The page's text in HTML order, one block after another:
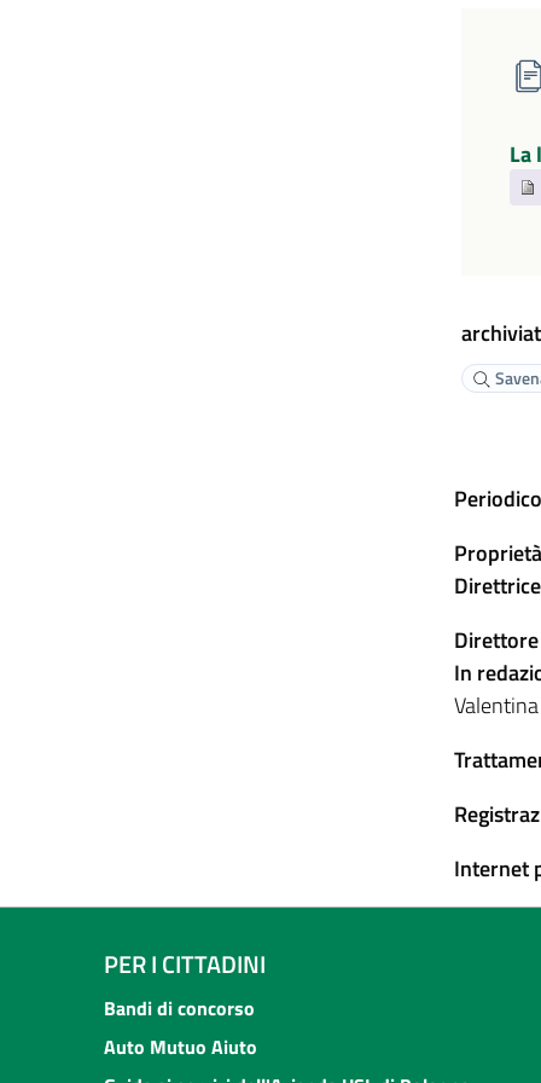
La
In
Internet
PER I CITTADINI
Bandi di concorso
Auto Mutuo Aiuto